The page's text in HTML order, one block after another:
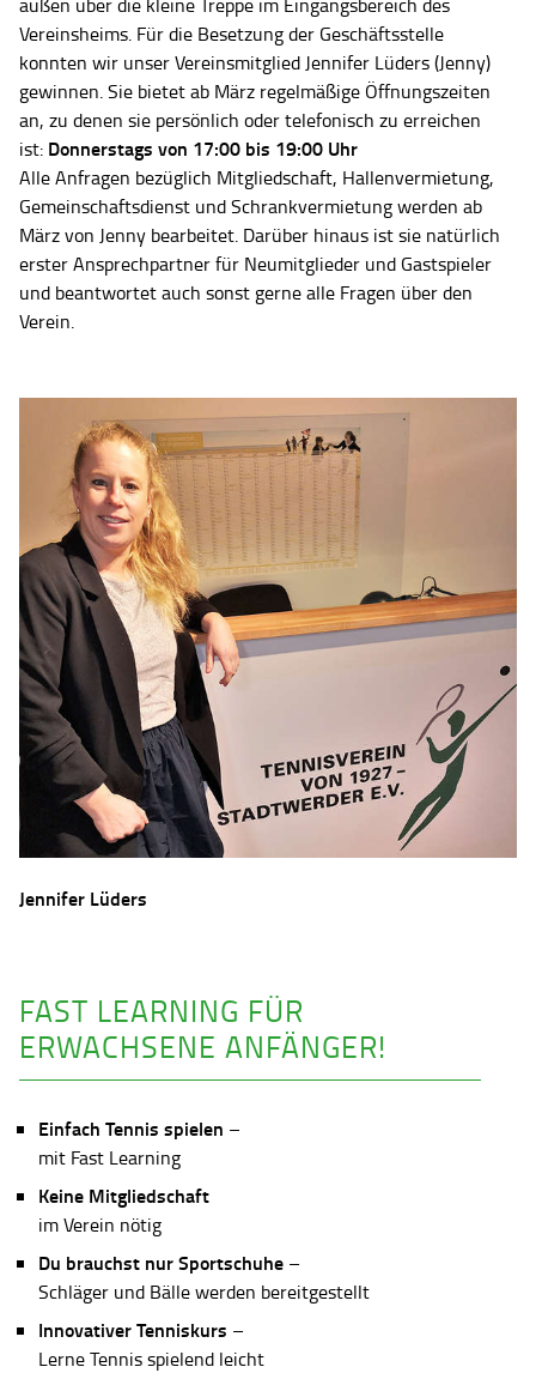
außen über die kleine Treppe im Eingangsbereich des
Vereinsheims. Für die Besetzung der Geschäftsstelle
konnten wir unser Vereinsmitglied Jennifer Lüders (Jenny)
gewinnen. Sie bietet ab März regelmäßige Öffnungszeiten
an, zu denen sie persönlich oder telefonisch zu erreichen
ist: Donnerstags von 17:00 bis 19:00 Uhr
Alle Anfragen bezüglich Mitgliedschaft, Hallenvermietung,
Gemeinschaftsdienst und Schrankvermietung werden ab
März von Jenny bearbeitet. Darüber hinaus ist sie natürlich
erster Ansprechpartner für Neumitglieder und Gastspieler
und beantwortet auch sonst gerne alle Fragen über den
Verein.
Jennifer Lüders
FAST LEARNING FÜR
ERWACHSENE ANFÄNGER!
Einfach Tennis spielen –
mit Fast Learning
Keine Mitgliedschaft
im Verein nötig
Du brauchst nur Sportschuhe –
Schläger und Bälle werden bereitgestellt
Innovativer Tenniskurs –
Lerne Tennis spielend leicht